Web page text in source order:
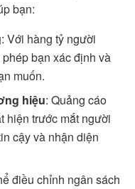
bạn:
: Với hàng tỷ người
bạn xác định và
muốn.
hiệu: Quảng cáo
hiện trước mắt người
cậy và nhận diện
điều chỉnh ngân sách